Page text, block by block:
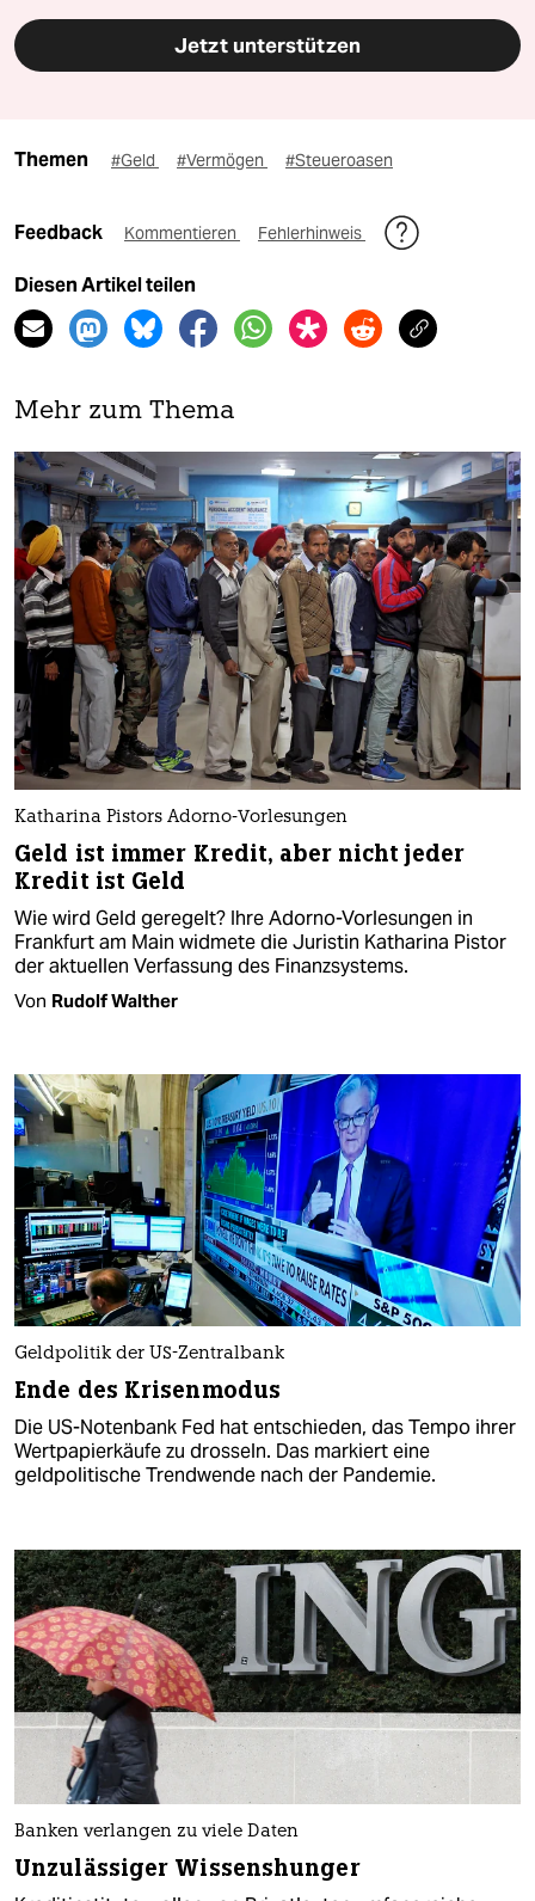
Jetzt unterstützen
Themen #Geld #Vermögen #Steueroasen
Feedback Kommentieren Fehlerhinweis
Diesen Artikel teilen
Mehr zum Thema
Katharina Pistors Adorno-Vorlesungen
Geld ist immer Kredit, aber nicht jeder
Kredit ist Geld
Wie wird Geld geregelt? Ihre Adorno-Vorlesungen in
Frankfurt am Main widmete die Juristin Katharina Pistor
der aktuellen Verfassung des Finanzsystems.
Von Rudolf Walther
Geldpolitik der US-Zentralbank
Ende des Krisenmodus
Die US-Notenbank Fed hat entschieden, das Tempo ihrer
Wertpapierkäufe zu drosseln. Das markiert eine
geldpolitische Trendwende nach der Pandemie.
Banken verlangen zu viele Daten
Unzulässiger Wissenshunger